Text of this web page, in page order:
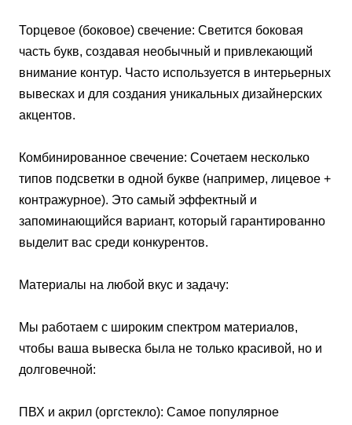
Торцевое (боковое) свечение: Светится боковая
часть букв, создавая необычный и привлекающий
внимание контур. Часто используется в интерьерных
вывесках и для создания уникальных дизайнерских
акцентов.
Комбинированное свечение: Сочетаем несколько
типов подсветки в одной букве (например, лицевое +
контражурное). Это самый эффектный и
запоминающийся вариант, который гарантированно
выделит вас среди конкурентов.
Материалы на любой вкус и задачу:
Мы работаем с широким спектром материалов,
чтобы ваша вывеска была не только красивой, но и
долговечной:
ПВХ и акрил (оргстекло): Самое популярное